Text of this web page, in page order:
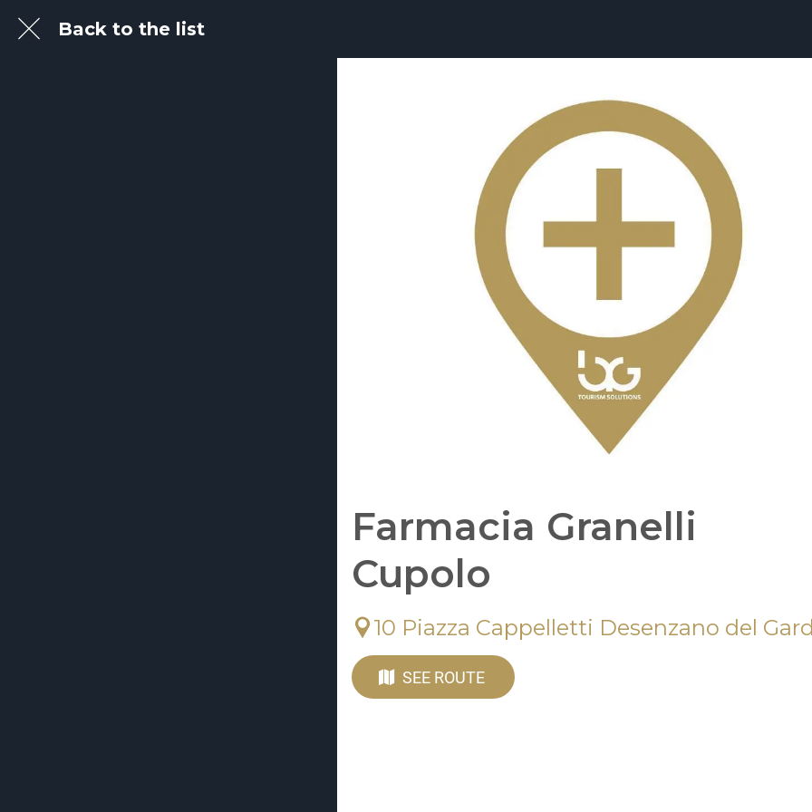
Back to the list
Farmacia Granelli
Cupolo
10 Piazza Cappelletti Desenzano del
SEE ROUTE